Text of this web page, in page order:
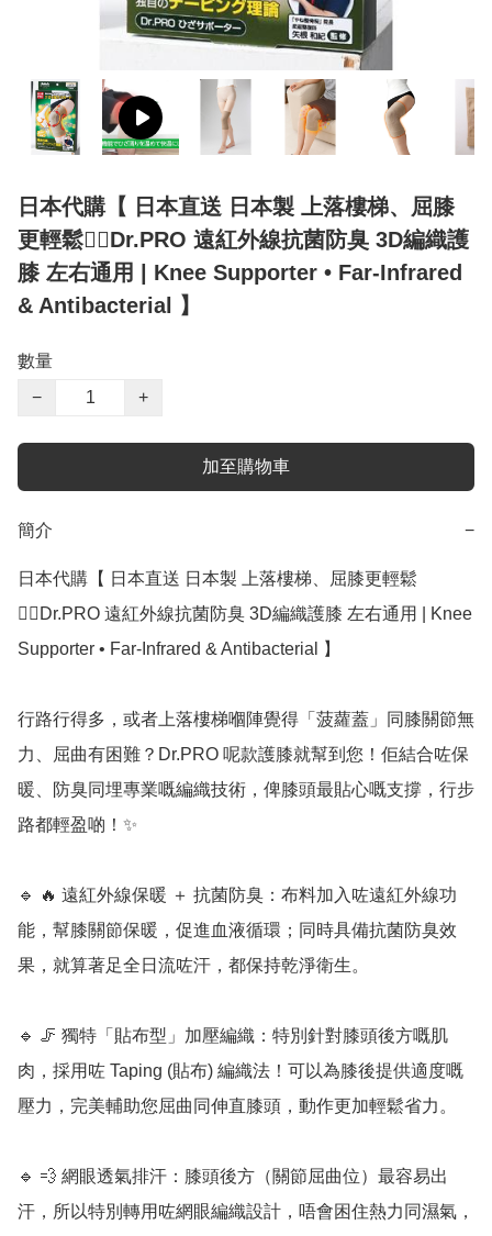
日本代購【 日本直送 日本製 上落樓梯、屈膝
更輕鬆🚶‍♀️Dr.PRO 遠紅外線抗菌防臭 3D編織護
膝 左右通用 | Knee Supporter • Far-Infrared
& Antibacterial 】
數量
−
+
加至購物車
簡介 −
日本代購【 日本直送 日本製 上落樓梯、屈膝更輕鬆
🚶‍♀️Dr.PRO 遠紅外線抗菌防臭 3D編織護膝 左右通用 | Knee
Supporter • Far-Infrared & Antibacterial 】
行路行得多，或者上落樓梯嗰陣覺得「菠蘿蓋」同膝關節無
力、屈曲有困難？Dr.PRO 呢款護膝就幫到您！佢結合咗保
暖、防臭同埋專業嘅編織技術，俾膝頭最貼心嘅支撐，行步
路都輕盈啲！✨
🔹 🔥 遠紅外線保暖 ＋ 抗菌防臭：布料加入咗遠紅外線功
能，幫膝關節保暖，促進血液循環；同時具備抗菌防臭效
果，就算著足全日流咗汗，都保持乾淨衛生。
🔹 🦵 獨特「貼布型」加壓編織：特別針對膝頭後方嘅肌
肉，採用咗 Taping (貼布) 編織法！可以為膝後提供適度嘅
壓力，完美輔助您屈曲同伸直膝頭，動作更加輕鬆省力。
🔹 💨 網眼透氣排汗：膝頭後方（關節屈曲位）最容易出
汗，所以特別轉用咗網眼編織設計，唔會困住熱力同濕氣，